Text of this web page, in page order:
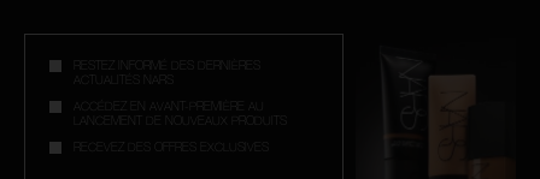
RESTEZ INFORMÉ DES DERNIÈRES
ACTUALITÉS NARS
ACCÉDEZ EN AVANT-PREMIÈRE AU
LANCEMENT DE NOUVEAUX PRODUITS
RECEVEZ DES OFFRES EXCLUSIVES